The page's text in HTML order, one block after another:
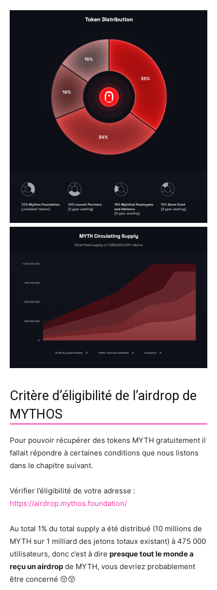
Critère d’éligibilité de l’airdrop de
MYTHOS
Pour pouvoir récupérer des tokens MYTH gratuitement il
fallait répondre à certaines conditions que nous listons
dans le chapitre suivant.
Vérifier l’éligibilité de votre adresse :
https://airdrop.mythos.foundation/
Au total 1% du total supply a été distribué (10 millions de
MYTH sur 1 milliard des jetons totaux existant) à 475 000
utilisateurs, donc c’est à dire presque tout le monde a
reçu un airdrop de MYTH, vous devriez probablement
être concerné 😚😚